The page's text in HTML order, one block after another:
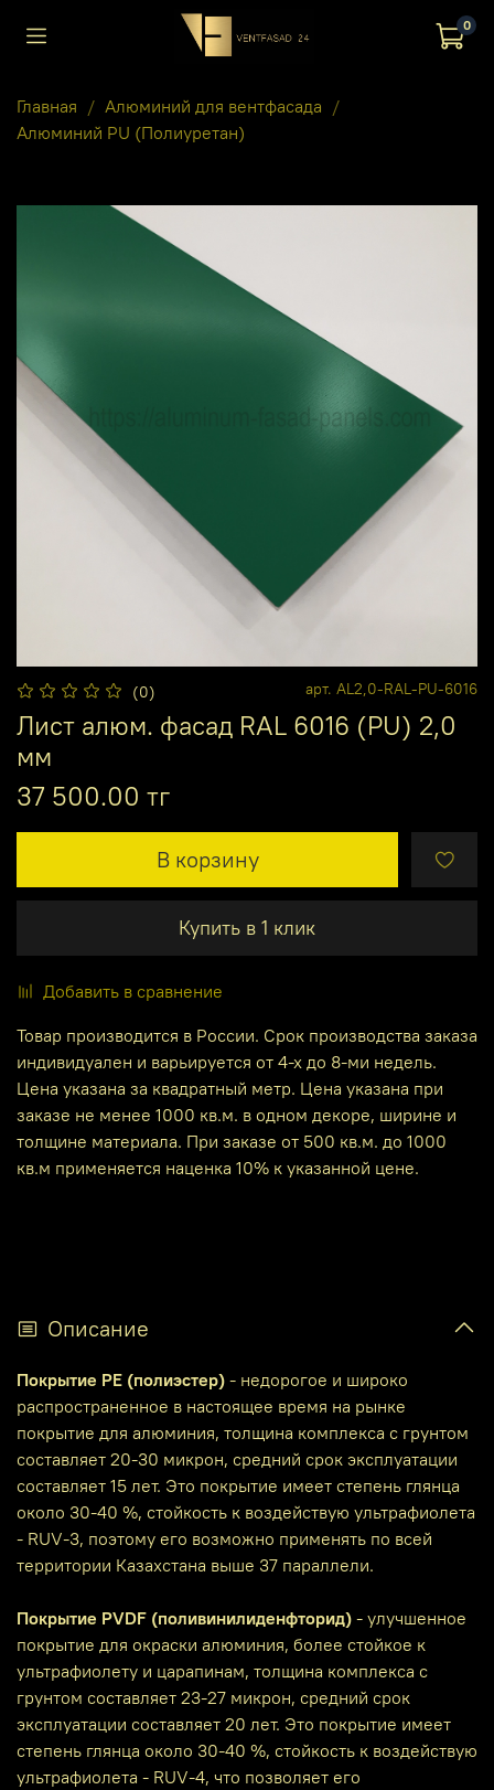
0
Главная
Алюминий для вентфасада
Алюминий PU (Полиуретан)
(0) арт. AL2,0-RAL-PU-6016
Лист алюм. фасад RAL 6016 (PU) 2,0
мм
37 500.00 тг
В корзину
Купить в 1 клик
Добавить в сравнение
Товар производится в России. Срок производства заказа
индивидуален и варьируется от 4-х до 8-ми недель.
Цена указана за квадратный метр. Цена указана при
заказе не менее 1000 кв.м. в одном декоре, ширине и
толщине материала. При заказе от 500 кв.м. до 1000
кв.м применяется наценка 10% к указанной цене.
Описание
Покрытие PE (полиэстер) - недорогое и широко
распространенное в настоящее время на рынке
покрытие для алюминия, толщина комплекса с грунтом
составляет 20-30 микрон, средний срок эксплуатации
составляет 15 лет. Это покрытие имеет степень глянца
около 30-40 %, стойкость к воздействую ультрафиолета
- RUV-3, поэтому его возможно применять по всей
территории Казахстана выше 37 параллели.
Покрытие PVDF (поливинилиденфторид) - улучшенное
покрытие для окраски алюминия, более стойкое к
ультрафиолету и царапинам, толщина комплекса с
грунтом составляет 23-27 микрон, средний срок
эксплуатации составляет 20 лет. Это покрытие имеет
степень глянца около 30-40 %, стойкость к воздействую
ультрафиолета - RUV-4, что позволяет его